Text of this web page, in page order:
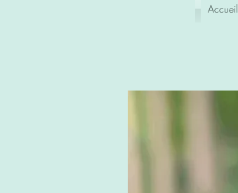
Accueil